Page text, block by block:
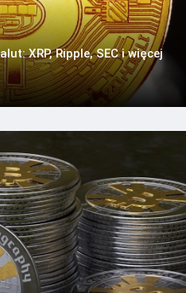
XRP, Ripple, SEC i więcej